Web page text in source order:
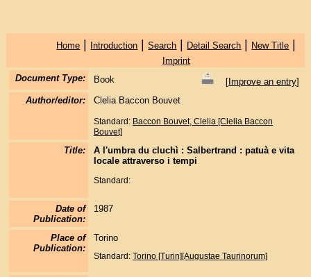
Home | Introduction |Search | Detail Search | New Title |
Imprint
Document Type:
Book [Improve an entry]
Author/editor:
Clelia Baccon Bouvet
Standard: Baccon Bouvet, Clelia [Clelia Baccon
Bouvet]
Title:
A l'umbra du cluchì : Salbertrand : patuà e vita
locale attraverso i tempi
Standard:
Date of
Publication:
1987
Place of
Publication:
Torino
Standard: Torino [Turin][Augustae Taurinorum]